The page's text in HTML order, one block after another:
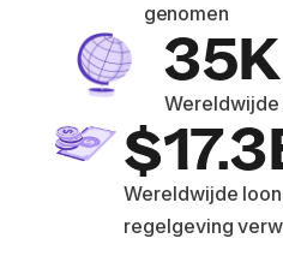
genomen
35K
Wereldwijde
regelgeving